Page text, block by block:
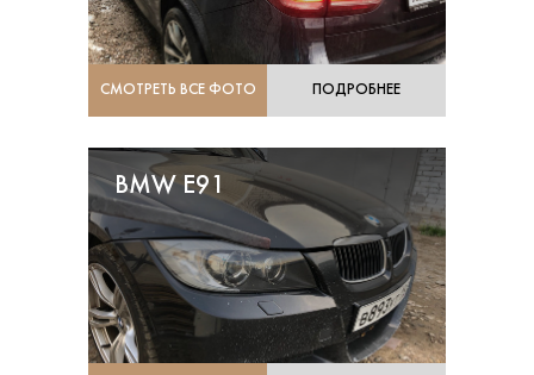
СМОТРЕТЬ ВСЕ ФОТО ПОДРОБНЕЕ
BMW E91